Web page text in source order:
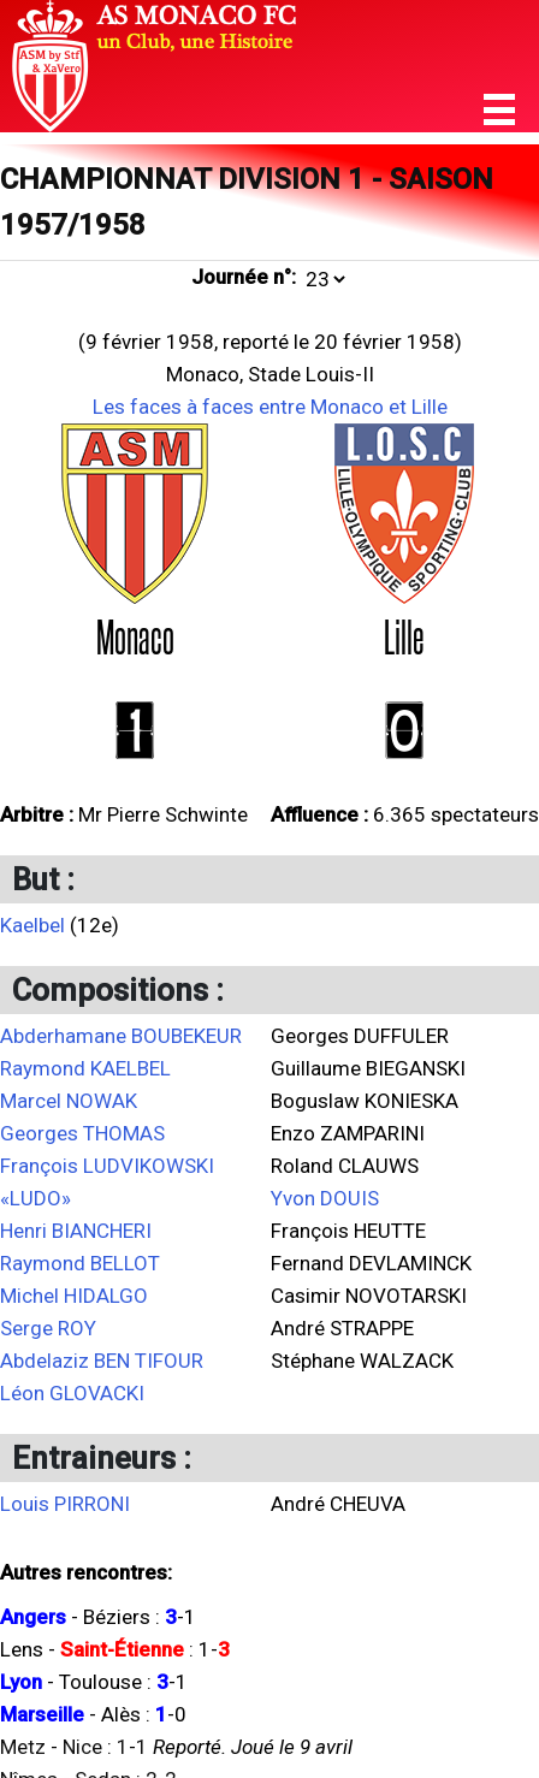
CHAMPIONNAT DIVISION 1 - SAISON
1957/1958
Journée n°:
(9 février 1958, reporté le 20 février 1958)
Monaco, Stade Louis-II
Les faces à faces entre Monaco et Lille
Monaco Lille
1 0
Arbitre : Mr Pierre Schwinte Affluence : 6.365 spectateurs
But :
Kaelbel (12e)
Compositions :
Abderhamane BOUBEKEUR
Raymond KAELBEL
Marcel NOWAK
Georges THOMAS
François LUDVIKOWSKI
«LUDO»
Henri BIANCHERI
Raymond BELLOT
Michel HIDALGO
Serge ROY
Abdelaziz BEN TIFOUR
Léon GLOVACKI
Georges DUFFULER
Guillaume BIEGANSKI
Boguslaw KONIESKA
Enzo ZAMPARINI
Roland CLAUWS
Yvon DOUIS
François HEUTTE
Fernand DEVLAMINCK
Casimir NOVOTARSKI
André STRAPPE
Stéphane WALZACK
Entraineurs :
Louis PIRRONI André CHEUVA
Autres rencontres:
Angers - Béziers : 3-1
Lens - Saint-Étienne : 1 -3
Lyon - Toulouse : 3-1
Marseille - Alès : 1 -0
Metz - Nice : 1 -1 Reporté. Joué le 9 avril